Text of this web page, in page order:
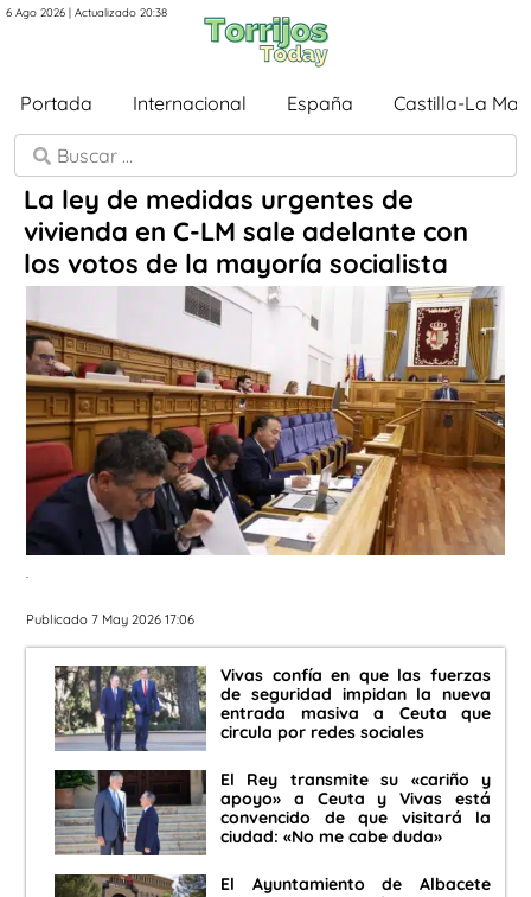
6 Ago 2026 | Actualizado 20:38
Portada Internacional España Castilla-La
La ley de medidas urgentes de
vivienda en C-LM sale adelante con
los votos de la mayoría socialista
.
Publicado 7 May 2026 17:06
Vivas confía en que las fuerzas
de seguridad impidan la nueva
entrada masiva a Ceuta que
circula por redes sociales
El Rey transmite su «cariño y
apoyo» a Ceuta y Vivas está
convencido de que visitará la
ciudad: «No me cabe duda»
El Ayuntamiento de Albacete